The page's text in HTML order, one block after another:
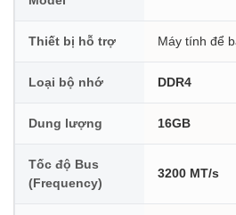
Thiết bị hỗ trợ Máy tính để
Loại bộ nhớ DDR4
Dung lượng 16GB
Tốc độ Bus
(Frequency)
3200 MT/s